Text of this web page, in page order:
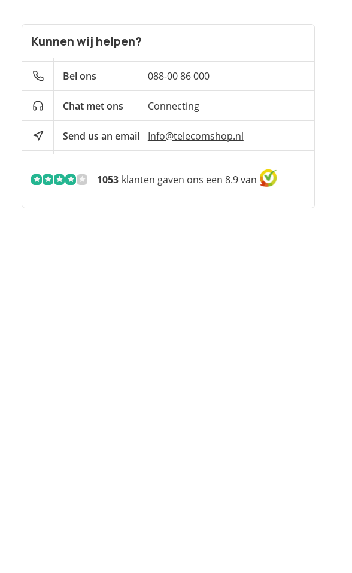
Kunnen wij helpen?
Bel ons 088-00 86 000
Chat met ons Connecting
Send us an email Info@telecomshop.nl
1053 klanten gaven ons een 8.9 van